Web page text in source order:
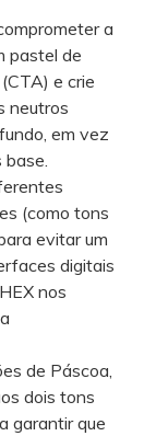
a
pastel de
e crie
neutros
em vez
(como tons
evitar um
digitais
nos
de Páscoa,
dois tons
garantir que